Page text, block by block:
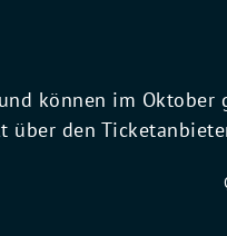
können im Oktober
den